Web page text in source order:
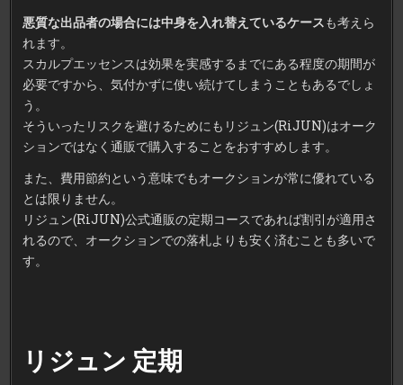
悪質な出品者の場合には中身を入れ替えているケースも考えら
れます。
スカルプエッセンスは効果を実感するまでにある程度の期間が
必要ですから、気付かずに使い続けてしまうこともあるでしょ
う。
そういったリスクを避けるためにもリジュン(RiJUN)はオーク
ションではなく通販で購入することをおすすめします。
また、費用節約という意味でもオークションが常に優れている
とは限りません。
リジュン(RiJUN)公式通販の定期コースであれば割引が適用さ
れるので、オークションでの落札よりも安く済むことも多いで
す。
リジュン 定期